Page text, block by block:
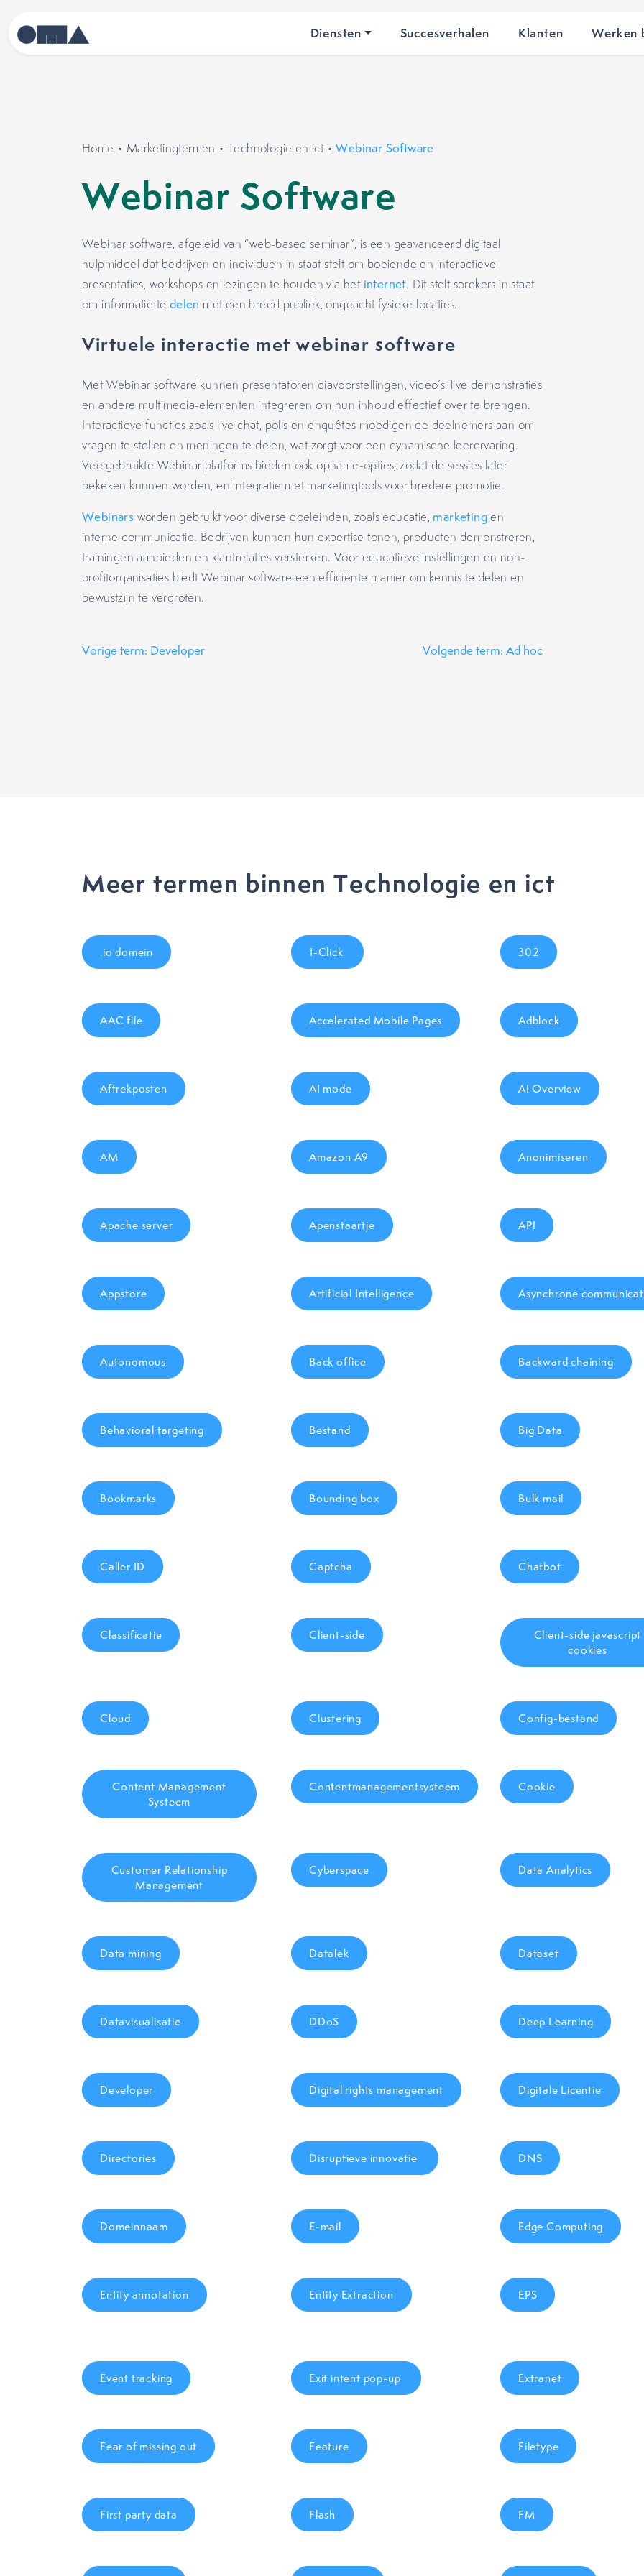
Diensten Succesverhalen Klanten Werken
Home • Marketingtermen •Technologie en ict•Webinar Software
Webinar Software
Webinar software, afgeleid van “web-based seminar”, is een geavanceerd digitaal
hulpmiddel dat bedrijven en individuen in staat stelt om boeiende en interactieve
presentaties, workshops en lezingen te houden via het internet. Dit stelt sprekers in staat
om informatie te delen met een breed publiek, ongeacht fysieke locaties.
Virtuele interactie met webinar software
Met Webinar software kunnen presentatoren diavoorstellingen, video’s, live demonstraties
en andere multimedia-elementen integreren om hun inhoud effectief over te brengen.
Interactieve functies zoals live chat, polls en enquêtes moedigen de deelnemers aan om
vragen te stellen en meningen te delen, wat zorgt voor een dynamische leerervaring.
Veelgebruikte Webinar platforms bieden ook opname-opties, zodat de sessies later
bekeken kunnen worden, en integratie met marketingtools voor bredere promotie.
Webinars worden gebruikt voor diverse doeleinden, zoals educatie, marketingen
interne communicatie. Bedrijven kunnen hun expertise tonen, producten demonstreren,
trainingen aanbieden en klantrelaties versterken. Voor educatieve instellingen en non-
profitorganisaties biedt Webinar software een efficiënte manier om kennis te delen en
bewustzijn te vergroten.
Vorige term: Developer Volgende term: Ad hoc
Meer termen binnen Technologie en ict
.io domein 1-Click 302
AAC file Accelerated Mobile Pages Adblock
Aftrekposten AI mode AI Overview
AM Amazon A9 Anonimiseren
Apache server Apenstaartje API
Appstore Artificial Intelligence Asynchrone
Autonomous Back office Backward chaining
Behavioral targeting Bestand Big Data
Bookmarks Bounding box Bulk mail
Caller ID Captcha Chatbot
Classificatie Client-side
Client-side javascript
cookies
Cloud Clustering Config-bestand
Content Management
Systeem
Contentmanagementsysteem Cookie
Customer Relationship
Management
Cyberspace Data Analytics
Data mining Datalek Dataset
Datavisualisatie DDoS Deep Learning
Developer Digital rights management Digitale Licentie
Directories Disruptieve innovatie DNS
Domeinnaam E-mail Edge Computing
Entity annotation Entity Extraction EPS
Event tracking Exit intent pop-up Extranet
Fear of missing out Feature Filetype
First party data Flash FM